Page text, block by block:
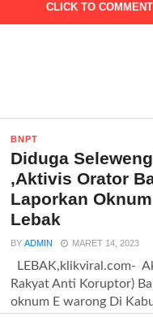
CLICK TO COMMENT
BNPT
Diduga
,Aktivis Orator
Laporkan
Lebak
BYADMIN MARET 14, 2023
LEBAK,klikviral.com-
Rakyat Anti Koruptor)
oknum E warong Di